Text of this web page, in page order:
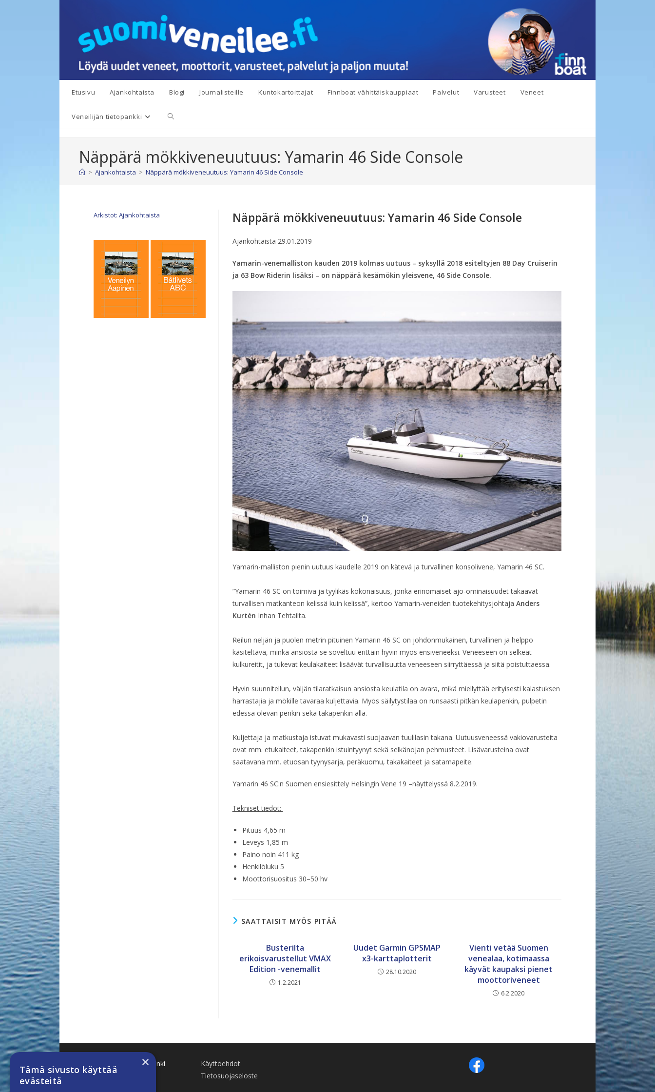
Etusivu Ajankohtaista Blogi Journalisteille Kuntokartoittajat Finnboat vähittäiskauppiaat Palvelut Varusteet Veneet
Veneilijän tietopankki Toggle
search
Näppärä mökkiveneuutuus: Yamarin 46 Side Console
> Ajankohtaista > Näppärä mökkiveneuutuus: Yamarin 46 Side Console
Arkistot: Ajankohtaista Näppärä mökkiveneuutuus: Yamarin 46 Side Console
Ajankohtaista 29.01.2019
Yamarin-venemalliston kauden 2019 kolmas uutuus – syksyllä 2018 esiteltyjen 88 Day Cruiserin
ja 63 Bow Riderin lisäksi – on näppärä kesämökin yleisvene, 46 Side Console.
Yamarin-malliston pienin uutuus kaudelle 2019 on kätevä ja turvallinen konsolivene, Yamarin 46 SC.
”Yamarin 46 SC on toimiva ja tyylikäs kokonaisuus, jonka erinomaiset ajo-ominaisuudet takaavat
turvallisen matkanteon kelissä kuin kelissä”, kertoo Yamarin-veneiden tuotekehitysjohtaja Anders
Kurtén Inhan Tehtailta.
Reilun neljän ja puolen metrin pituinen Yamarin 46 SC on johdonmukainen, turvallinen ja helppo
käsiteltävä, minkä ansiosta se soveltuu erittäin hyvin myös ensiveneeksi. Veneeseen on selkeät
kulkureitit, ja tukevat keulakaiteet lisäävät turvallisuutta veneeseen siirryttäessä ja siitä poistuttaessa.
Hyvin suunnitellun, väljän tilaratkaisun ansiosta keulatila on avara, mikä miellyttää erityisesti kalastuksen
harrastajia ja mökille tavaraa kuljettavia. Myös säilytystilaa on runsaasti pitkän keulapenkin, pulpetin
edessä olevan penkin sekä takapenkin alla.
Kuljettaja ja matkustaja istuvat mukavasti suojaavan tuulilasin takana. Uutuusveneessä vakiovarusteita
ovat mm. etukaiteet, takapenkin istuintyynyt sekä selkänojan pehmusteet. Lisävarusteina ovat
saatavana mm. etuosan tyynysarja, peräkuomu, takakaiteet ja satamapeite.
Yamarin 46 SC:n Suomen ensiesittely Helsingin Vene 19 –näyttelyssä 8.2.2019.
Tekniset tiedot:
Pituus 4,65 m
Leveys 1,85 m
Paino noin 411 kg
Henkilöluku 5
Moottorisuositus 30–50 hv
SAATTAISIT MYÖS PITÄÄ
Busterilta
erikoisvarustellut VMAX
Edition -venemallit
1.2.2021
Uudet Garmin GPSMAP
x3-karttaplotterit
28.10.2020
Vienti vetää Suomen
venealaa, kotimaassa
käyvät kaupaksi pienet
moottoriveneet
6.2.2020
Käenkuja 8 A 47 00500 Helsinki
www.finnboat.fi
Käyttöehdot
Tietosuojaseloste
×
Tämä sivusto käyttää
evästeitä